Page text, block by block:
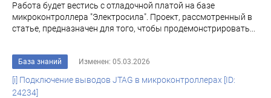
Работа будет вестись с отладочной платой на базе
микроконтроллера "Электросила". Проект, рассмотренный в
статье, предназначен для того, чтобы продемонстрировать...
База знаний Изменен: 05.03.2026
[i] Подключение выводов JTAG в микроконтроллерах [ID:
24234]